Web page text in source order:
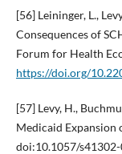
[56] Leininger, L.,
Consequences of
Forum for Health
https://doi.org/
[57] Levy, H.,
Medicaid Expansion
doi:10.1057/